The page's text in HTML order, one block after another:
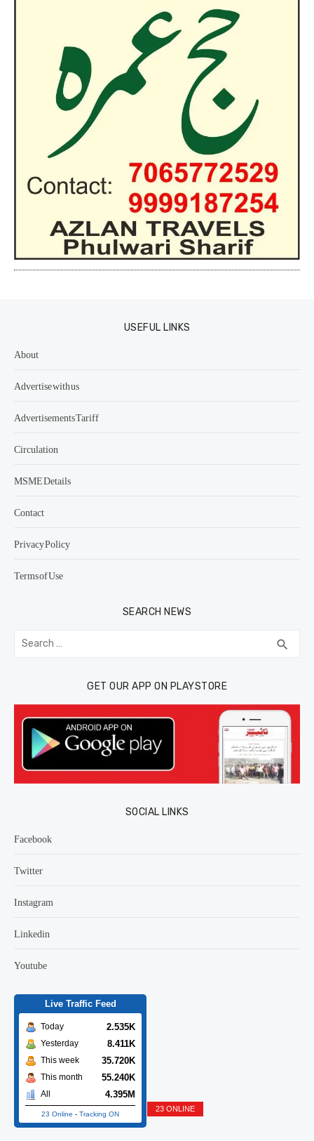
USEFUL LINKS
About
Advertise with us
Advertisements Tariff
Circulation
MSME Details
Contact
Privacy Policy
Terms of Use
SEARCH NEWS
Search
for: search
GET OUR APP ON PLAYSTORE
SOCIAL LINKS
Facebook
Twitter
Instagram
Linkedin
Youtube
Live Traffic Feed
Today 2.535K
Yesterday 8.411K
This week 35.720K
This month 55.240K
All 4.395M
23 Online - Tracking ON
23 ONLINE